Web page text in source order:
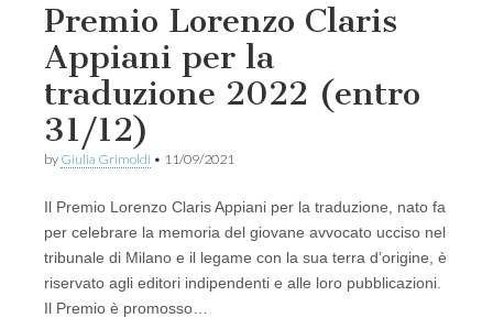
Premio Lorenzo Claris
Appiani per la
traduzione 2022 (entro
31/12)
by Giulia Grimoldi • 11/09/2021
Il Premio Lorenzo Claris Appiani per la traduzione, nato fa
per celebrare la memoria del giovane avvocato ucciso nel
tribunale di Milano e il legame con la sua terra d’origine, è
riservato agli editori indipendenti e alle loro pubblicazioni.
Il Premio è promosso…